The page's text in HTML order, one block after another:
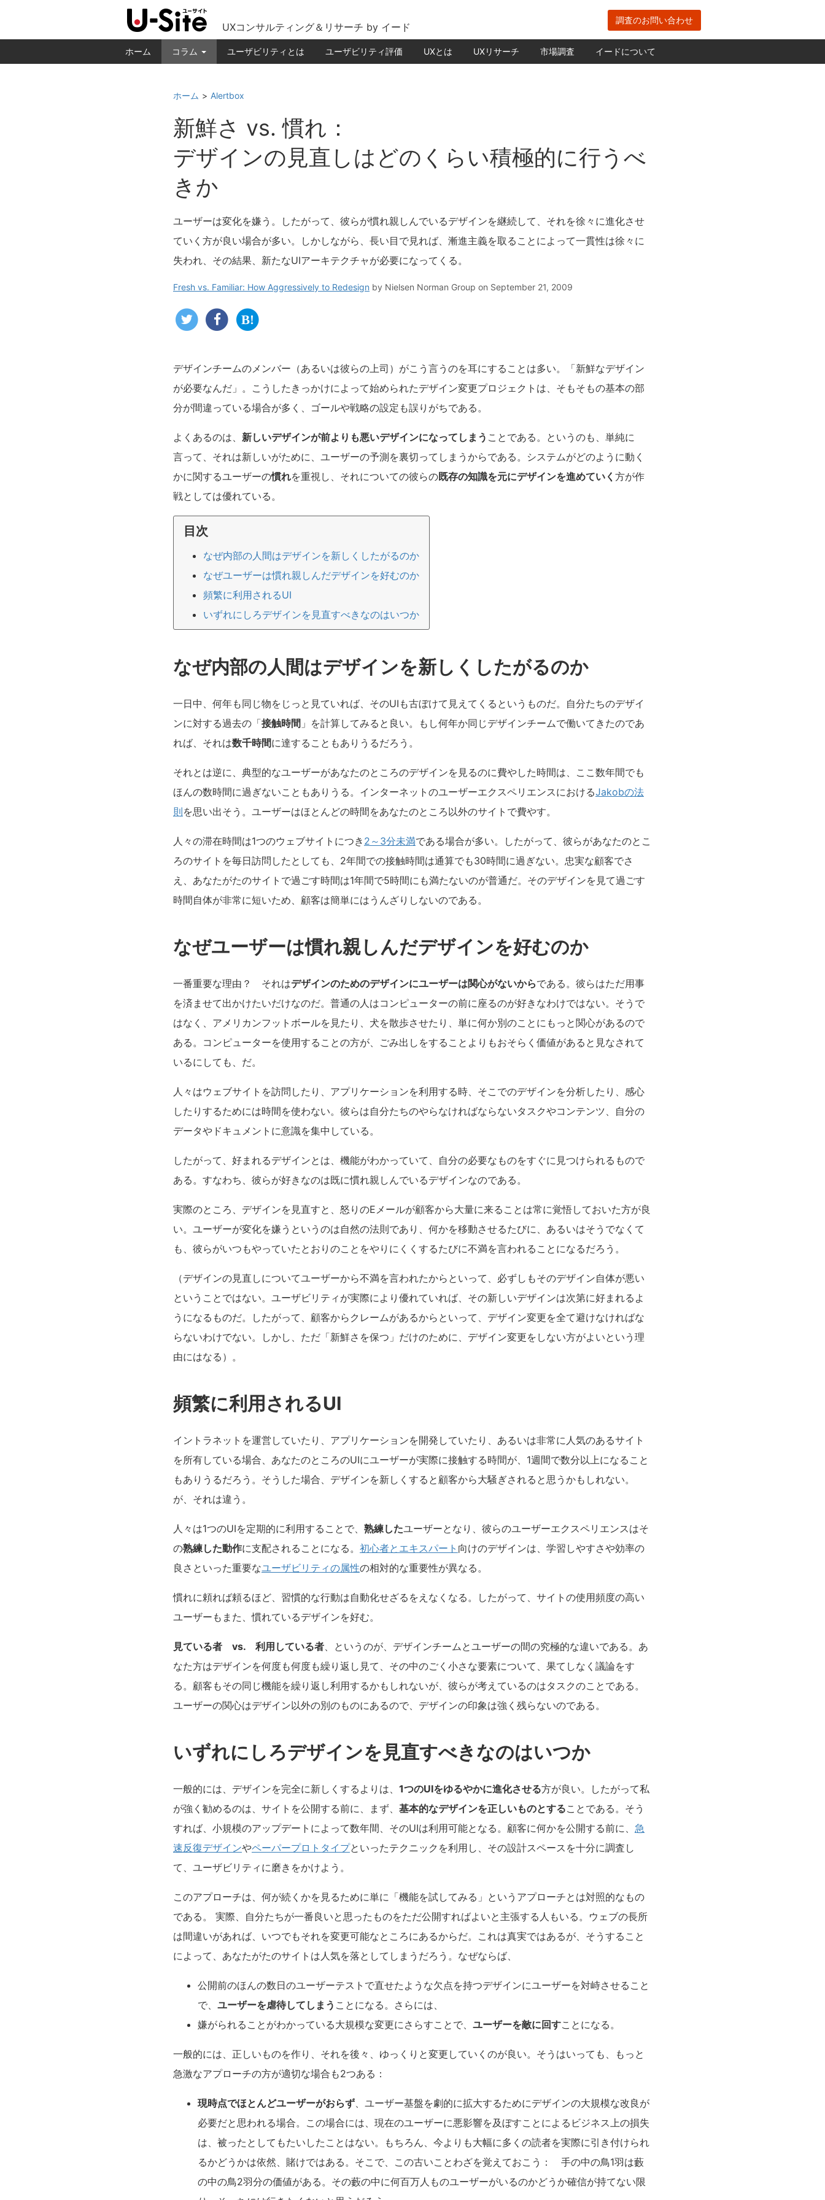
UXコンサルティング＆リサーチ by イード
調査のお問い合わせ
ホーム コラム ユーザビリティとは ユーザビリティ評価 UXとは UXリサーチ 市場調査 イードについて
ホーム Alertbox
新鮮さ vs. 慣れ：
デザインの見直しはどのくらい積極的に行うべ
きか
ユーザーは変化を嫌う。したがって、彼らが慣れ親しんでいるデザインを継続して、それを徐々に進化させ
ていく方が良い場合が多い。しかしながら、長い目で見れば、漸進主義を取ることによって一貫性は徐々に
失われ、その結果、新たなUIアーキテクチャが必要になってくる。
Fresh vs. Familiar: How Aggressively to Redesign by Nielsen Norman Group on September 21, 2009
デザインチームのメンバー（あるいは彼らの上司）がこう言うのを耳にすることは多い。「新鮮なデザイン
が必要なんだ」。こうしたきっかけによって始められたデザイン変更プロジェクトは、そもそもの基本の部
分が間違っている場合が多く、ゴールや戦略の設定も誤りがちである。
よくあるのは、 新しいデザインが前よりも悪いデザインになってしまう ことである。というのも、単純に
言って、それは新しいがために、ユーザーの予測を裏切ってしまうからである。システムがどのように動く
かに関するユーザーの慣れを重視し、それについての彼らの既存の知識を元にデザインを進めていく 方が作
戦としては優れている。
目次
なぜ内部の人間はデザインを新しくしたがるのか
なぜユーザーは慣れ親しんだデザインを好むのか
頻繁に利用されるUI
いずれにしろデザインを見直すべきなのはいつか
なぜ内部の人間はデザインを新しくしたがるのか
一日中、何年も同じ物をじっと見ていれば、そのUIも古ぼけて見えてくるというものだ。自分たちのデザイ
ンに対する過去の「接触時間 」を計算してみると良い。もし何年か同じデザインチームで働いてきたのであ
れば、それは数千時間に達することもありうるだろう。
それとは逆に、典型的なユーザーがあなたのところのデザインを見るのに費やした時間は、ここ数年間でも
ほんの数時間に過ぎないこともありうる。インターネットのユーザーエクスペリエンスにおけるJakobの法
則を思い出そう。ユーザーはほとんどの時間をあなたのところ以外のサイトで費やす。
人々の滞在時間は1つのウェブサイトにつき 2～3分未満である場合が多い。したがって、彼らがあなたのとこ
ろのサイトを毎日訪問したとしても、2年間での接触時間は通算でも30時間に過ぎない。忠実な顧客でさ
え、あなたがたのサイトで過ごす時間は1年間で5時間にも満たないのが普通だ。そのデザインを見て過ごす
時間自体が非常に短いため、顧客は簡単にはうんざりしないのである。
なぜユーザーは慣れ親しんだデザインを好むのか
一番重要な理由？ それはデザインのためのデザインにユーザーは関心がないからである。彼らはただ用事
を済ませて出かけたいだけなのだ。普通の人はコンピューターの前に座るのが好きなわけではない。そうで
はなく、アメリカンフットボールを見たり、犬を散歩させたり、単に何か別のことにもっと関心があるので
ある。コンピューターを使用することの方が、ごみ出しをすることよりもおそらく価値があると見なされて
いるにしても、だ。
人々はウェブサイトを訪問したり、アプリケーションを利用する時、そこでのデザインを分析したり、感心
したりするためには時間を使わない。彼らは自分たちのやらなければならないタスクやコンテンツ、自分の
データやドキュメントに意識を集中している。
したがって、好まれるデザインとは、機能がわかっていて、自分の必要なものをすぐに見つけられるもので
ある。すなわち、彼らが好きなのは既に慣れ親しんでいるデザインなのである。
実際のところ、デザインを見直すと、怒りのEメールが顧客から大量に来ることは常に覚悟しておいた方が良
い。ユーザーが変化を嫌うというのは自然の法則であり、何かを移動させるたびに、あるいはそうでなくて
も、彼らがいつもやっていたとおりのことをやりにくくするたびに不満を言われることになるだろう。
（デザインの見直しについてユーザーから不満を言われたからといって、必ずしもそのデザイン自体が悪い
ということではない。ユーザビリティが実際により優れていれば、その新しいデザインは次第に好まれるよ
うになるものだ。したがって、顧客からクレームがあるからといって、デザイン変更を全て避けなければな
らないわけでない。しかし、ただ「新鮮さを保つ」だけのために、デザイン変更をしない方がよいという理
由にはなる）。
頻繁に利用されるUI
イントラネットを運営していたり、アプリケーションを開発していたり、あるいは非常に人気のあるサイト
を所有している場合、あなたのところのUIにユーザーが実際に接触する時間が、1週間で数分以上になること
もありうるだろう。そうした場合、デザインを新しくすると顧客から大騒ぎされると思うかもしれない。
が、それは違う。
人々は1つのUIを定期的に利用することで、 熟練したユーザーとなり、彼らのユーザーエクスペリエンスはそ
の熟練した動作に支配されることになる。 初心者とエキスパート 向けのデザインは、学習しやすさや効率の
良さといった重要なユーザビリティの属性の相対的な重要性が異なる。
慣れに頼れば頼るほど、習慣的な行動は自動化せざるをえなくなる。したがって、サイトの使用頻度の高い
ユーザーもまた、慣れているデザインを好む。
見ている者 vs. 利用している者、というのが、デザインチームとユーザーの間の究極的な違いである。あ
なた方はデザインを何度も何度も繰り返し見て、その中のごく小さな要素について、果てしなく議論をす
る。顧客もその同じ機能を繰り返し利用するかもしれないが、彼らが考えているのはタスクのことである。
ユーザーの関心はデザイン以外の別のものにあるので、デザインの印象は強く残らないのである。
いずれにしろデザインを見直すべきなのはいつか
一般的には、デザインを完全に新しくするよりは、 1つのUIをゆるやかに進化させる方が良い。したがって私
が強く勧めるのは、サイトを公開する前に、まず、 基本的なデザインを正しいものとすることである。そう
すれば、小規模のアップデートによって数年間、そのUIは利用可能となる。顧客に何かを公開する前に、 急
速反復デザインやペーパープロトタイプといったテクニックを利用し、その設計スペースを十分に調査し
て、ユーザビリティに磨きをかけよう。
このアプローチは、何が続くかを見るために単に「機能を試してみる」というアプローチとは対照的なもの
である。 実際、自分たちが一番良いと思ったものをただ公開すればよいと主張する人もいる。ウェブの長所
は間違いがあれば、いつでもそれを変更可能なところにあるからだ。これは真実ではあるが、そうすること
によって、あなたがたのサイトは人気を落としてしまうだろう。なぜならば、
公開前のほんの数日のユーザーテストで直せたような欠点を持つデザインにユーザーを対峙させること
で、 ユーザーを虐待してしまう ことになる。さらには、
嫌がられることがわかっている大規模な変更にさらすことで、 ユーザーを敵に回すことになる。
一般的には、正しいものを作り、それを後々、ゆっくりと変更していくのが良い。そうはいっても、もっと
急激なアプローチの方が適切な場合も2つある：
現時点でほとんどユーザーがおらず、ユーザー基盤を劇的に拡大するためにデザインの大規模な改良が
必要だと思われる場合。この場合には、現在のユーザーに悪影響を及ぼすことによるビジネス上の損失
は、被ったとしてもたいしたことはない。もちろん、今よりも大幅に多くの読者を実際に引き付けられ
るかどうかは依然、賭けではある。そこで、この古いことわざを覚えておこう： 手の中の鳥1羽は藪
の中の鳥2羽分の価値がある。その藪の中に何百万人ものユーザーがいるのかどうか確信が持てない限